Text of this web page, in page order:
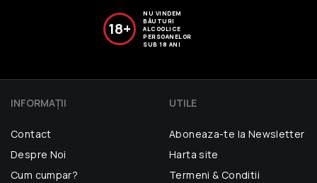
18+
NU VINDEM
BĂUTURI
ALCOOLICE
PERSOANELOR
SUB 18 ANI
INFORMAŢII
Contact
Despre Noi
Cum cumpar?
UTILE
Aboneaza-te la Newsletter
Harta site
Termeni & Conditii